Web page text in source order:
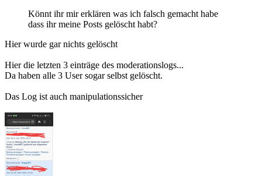
Könnt ihr mir erklären was ich falsch gemacht habe
dass ihr meine Posts gelöscht habt?
Hier wurde gar nichts gelöscht
Hier die letzten 3 einträge des moderationslogs...
Da haben alle 3 User sogar selbst gelöscht.
Das Log ist auch manipulationssicher